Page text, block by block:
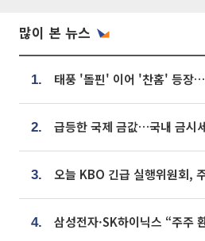
많이 본 뉴스
1.
2. 급등한 국제 금값…국내 금시
3. 오늘 KBO 긴급 실행위원회,
4. 삼성전자·SK하이닉스 “주주